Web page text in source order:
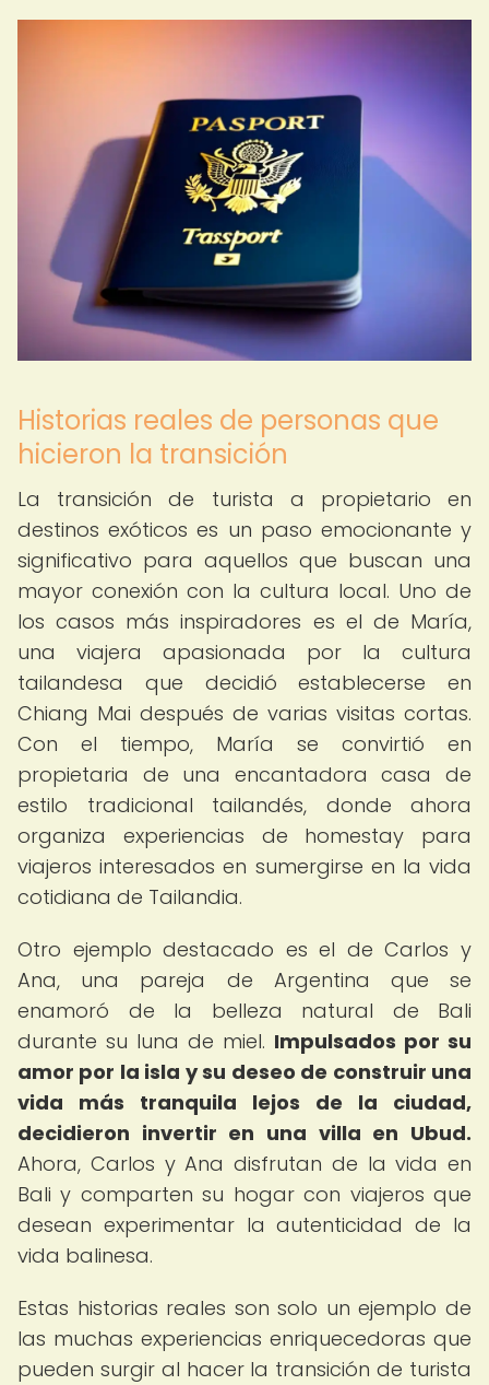
Historias reales de personas que
hicieron la transición
La transición de turista a propietario en
destinos exóticos es un paso emocionante y
significativo para aquellos que buscan una
mayor conexión con la cultura local. Uno de
los casos más inspiradores es el de María,
una viajera apasionada por la cultura
tailandesa que decidió establecerse en
Chiang Mai después de varias visitas cortas.
Con el tiempo, María se convirtió en
propietaria de una encantadora casa de
estilo tradicional tailandés, donde ahora
organiza experiencias de homestay para
viajeros interesados en sumergirse en la vida
cotidiana de Tailandia.
Otro ejemplo destacado es el de Carlos y
Ana, una pareja de Argentina que se
enamoró de la belleza natural de Bali
durante su luna de miel. Impulsados por su
amor por la isla y su deseo de construir una
vida más tranquila lejos de la ciudad,
decidieron invertir en una villa en Ubud.
Ahora, Carlos y Ana disfrutan de la vida en
Bali y comparten su hogar con viajeros que
desean experimentar la autenticidad de la
vida balinesa.
Estas historias reales son solo un ejemplo de
las muchas experiencias enriquecedoras que
pueden surgir al hacer la transición de turista